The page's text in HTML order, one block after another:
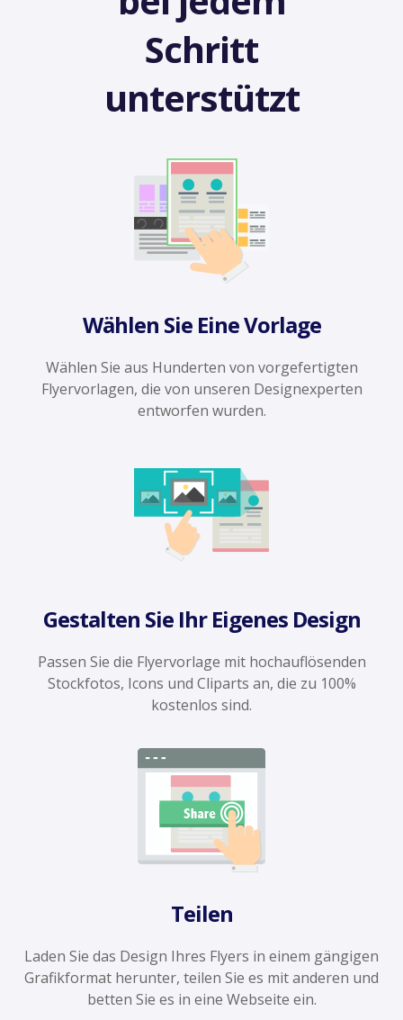
Schritt
unterstützt
Wählen Sie Eine Vorlage
Wählen Sie aus Hunderten von vorgefertigten
Flyervorlagen, die von unseren Designexperten
entworfen wurden.
Gestalten Sie Ihr Eigenes Design
Passen Sie die Flyervorlage mit hochauflösenden
Stockfotos, Icons und Cliparts an, die zu 100%
kostenlos sind.
Teilen
Laden Sie das Design Ihres Flyers in einem gängigen
Grafikformat herunter, teilen Sie es mit anderen und
betten Sie es in eine Webseite ein.